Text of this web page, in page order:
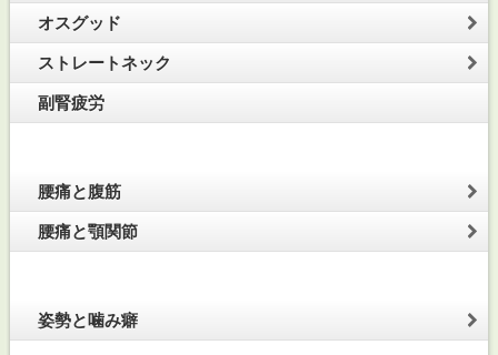
オスグッド
ストレートネック
副腎疲労
腰痛と腹筋
腰痛と顎関節
姿勢と噛み癖